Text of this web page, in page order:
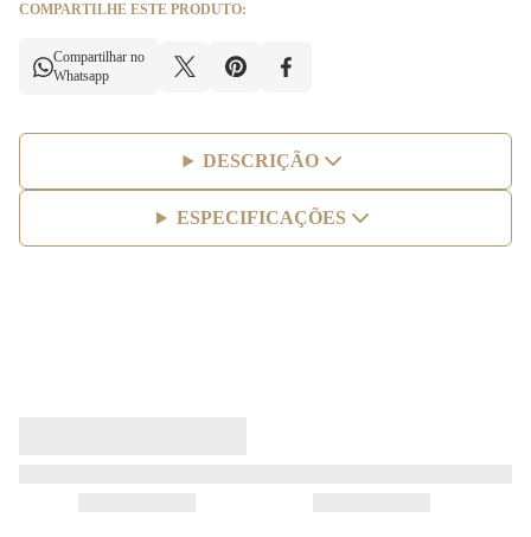
COMPARTILHE ESTE PRODUTO:
Compartilhar no
Whatsapp
DESCRIÇÃO
ESPECIFICAÇÕES